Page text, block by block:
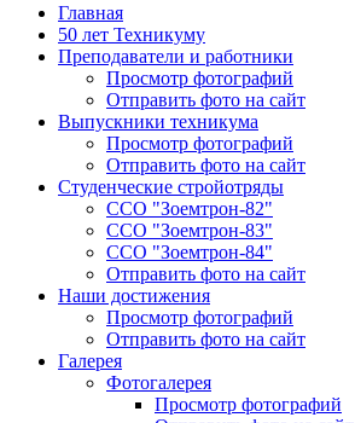
Главная
50 лет Техникуму
Преподаватели и работники
Просмотр фотографий
Отправить фото на сайт
Выпускники техникума
Просмотр фотографий
Отправить фото на сайт
Студенческие стройотряды
ССО "Зоемтрон-82"
ССО "Зоемтрон-83"
ССО "Зоемтрон-84"
Отправить фото на сайт
Наши достижения
Просмотр фотографий
Отправить фото на сайт
Галерея
Фотогалерея
Просмотр фотографий